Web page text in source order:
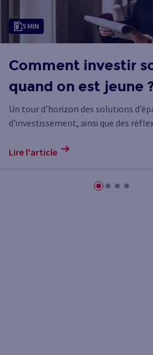
5 MIN
Comment investir
quand on est jeune
Un tour d’horizon des solutions
d’investissement, ainsi que des
Lire l'article